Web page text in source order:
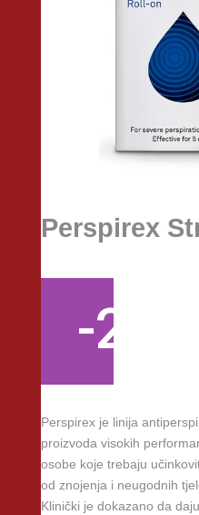
Perspirex
-20%
Perspirex je linija
proizvoda visokih
osobe koje trebaju
od znojenja i neugodnih
Klinički je dokazano da